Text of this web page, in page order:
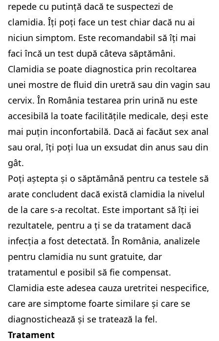
repede cu putință dacă te suspectezi de
clamidia. Îți poți face un test chiar dacă nu ai
niciun simptom. Este recomandabil să îți mai
faci încă un test după câteva săptămâni.
Clamidia se poate diagnostica prin recoltarea
unei mostre de fluid din uretră sau din vagin sau
cervix. În România testarea prin urină nu este
accesibilă la toate facilitățile medicale, deși este
mai puțin inconfortabilă. Dacă ai facăut sex anal
sau oral, îți poți lua un exsudat din anus sau din
gât.
Poți aștepta și o săptămână pentru ca testele să
arate concludent dacă există clamidia la nivelul
de la care s-a recoltat. Este important să îți iei
rezultatele, pentru a ți se da tratament dacă
infecția a fost detectată. În România, analizele
pentru clamidia nu sunt gratuite, dar
tratamentul e posibil să fie compensat.
Clamidia este adesea cauza uretritei nespecifice,
care are simptome foarte similare și care se
diagnostichează și se tratează la fel.
Tratament